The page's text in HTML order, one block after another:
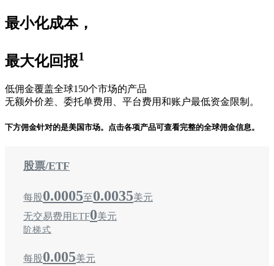
最小化成本，
最大化回报1
低佣金覆盖全球150个市场的产品
无额外价差、委托单费用、平台费用和账户最低资金限制。
下方佣金针对的是美国市场。点击各项产品可查看完整的全球佣金信息。
股票/ETF
每股0.0005至0.0035美元
无交易费用ETF0美元
阶梯式
每股0.005美元